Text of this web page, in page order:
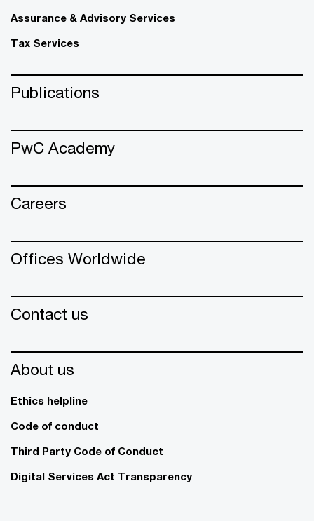
Assurance & Advisory Services
Tax Services
Publications
PwC Academy
Careers
Offices Worldwide
Contact us
About us
Ethics helpline
Code of conduct
Third Party Code of Conduct
Digital Services Act Transparency